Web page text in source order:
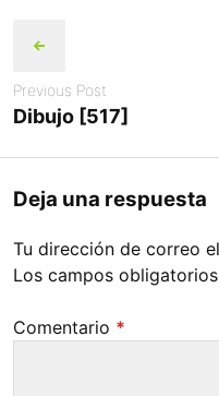
navigation
Previous Post
Dibujo [517]
Deja una respuesta
Tu dirección de correo
Los campos
Comentario *